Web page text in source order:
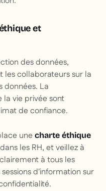
et
des données,
les collaborateurs sur la
données. La
vie privée sont
de confiance.
une charte éthique
les RH, et veillez à
à tous les
d'information sur